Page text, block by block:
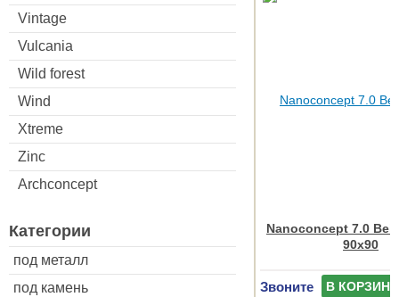
Vintage
Vulcania
Wild forest
Wind
Xtreme
Zinc
Archconcept
Категории
под металл
под камень
Nanoconcept 7.0
90x90
Звоните В КОРЗИНУ